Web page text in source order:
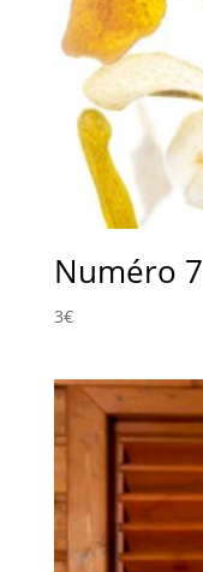
Numéro 7
3€